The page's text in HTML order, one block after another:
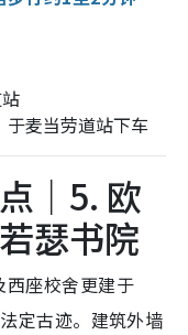
麦当劳道站下车
｜5. 欧
瑟书院
座校舍更建于
定古迹。建筑外墙